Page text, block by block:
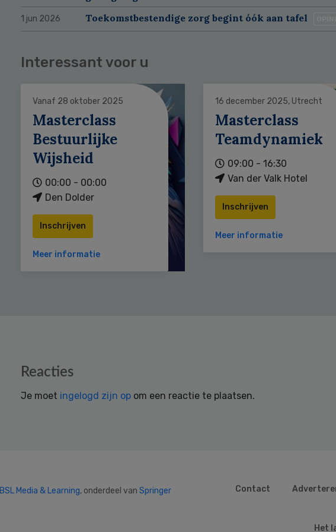
1 jun 2026 Toekomstbestendige zorg begint óók aan tafel
Interessant voor u
Vanaf 28 oktober 2025
Masterclass
Bestuurlijke
Wijsheid
00:00 - 00:00
Den Dolder
Inschrijven
Meer informatie
16 december 2025, Utrecht
Masterclass
Teamdynamiek
09:00 - 16:30
Van der Valk Hotel
Inschrijven
Meer informatie
Reacties
Je moet ingelogd zijn op om een reactie te plaatsen.
Media & Learning, onderdeel van Springer
Contact
Het